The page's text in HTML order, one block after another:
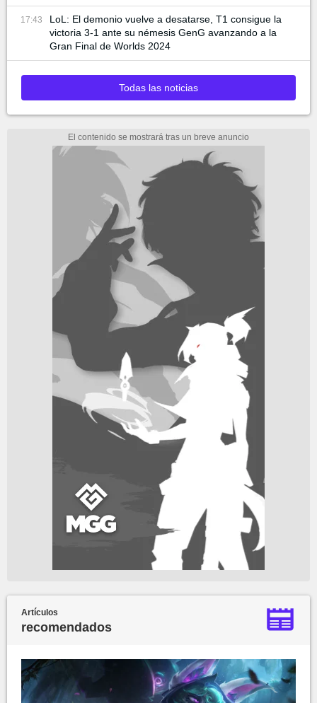
17:43
LoL: El demonio vuelve a desatarse, T1 consigue la
victoria 3-1 ante su némesis GenG avanzando a la
Gran Final de Worlds 2024
Todas las noticias
Artículos
recomendados